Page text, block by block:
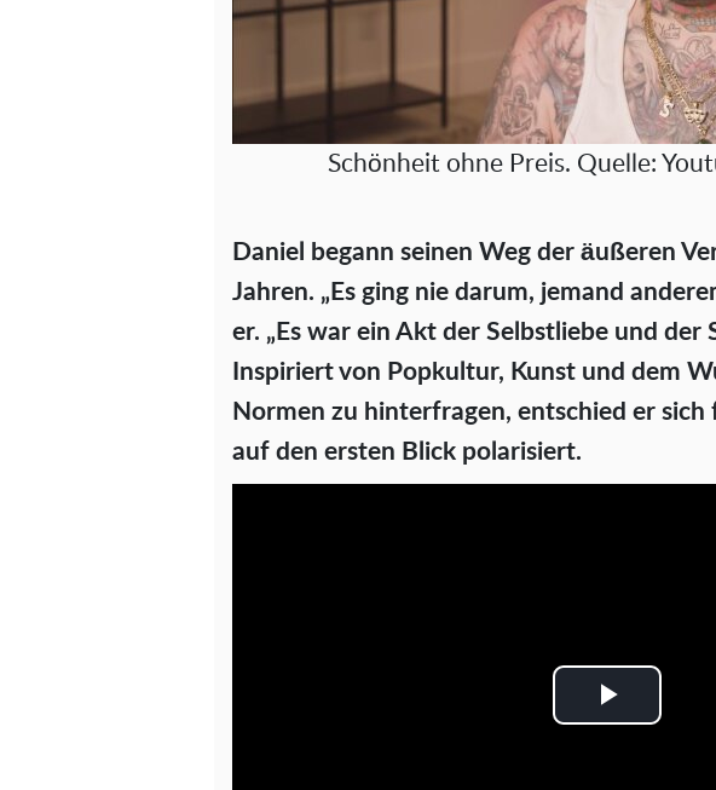
Schönheit ohne Preis. Quelle:
Daniel begann seinen Weg der äußeren
Jahren. „Es ging nie darum, jemand
er. „Es war ein Akt der Selbstliebe und der
Inspiriert von Popkultur, Kunst und dem
Normen zu hinterfragen, entschied er sich
auf den ersten Blick polarisiert.
P